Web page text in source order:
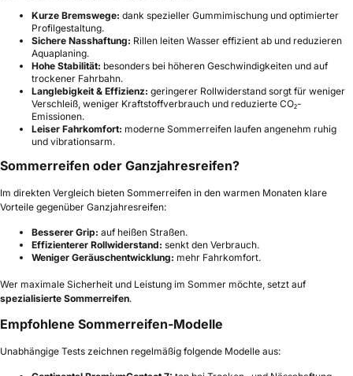
Kurze Bremswege: dank spezieller Gummimischung und optimierter
Profilgestaltung.
Sichere Nasshaftung: Rillen leiten Wasser effizient ab und reduzieren
Aquaplaning.
Hohe Stabilität: besonders bei höheren Geschwindigkeiten und auf
trockener Fahrbahn.
Langlebigkeit & Effizienz: geringerer Rollwiderstand sorgt für weniger
Verschleiß, weniger Kraftstoffverbrauch und reduzierte CO₂-
Emissionen.
Leiser Fahrkomfort: moderne Sommerreifen laufen angenehm ruhig
und vibrationsarm.
Sommerreifen oder Ganzjahresreifen?
Im direkten Vergleich bieten Sommerreifen in den warmen Monaten klare
Vorteile gegenüber Ganzjahresreifen:
Besserer Grip: auf heißen Straßen.
Effizienterer Rollwiderstand: senkt den Verbrauch.
Weniger Geräuschentwicklung: mehr Fahrkomfort.
Wer maximale Sicherheit und Leistung im Sommer möchte, setzt auf
spezialisierte Sommerreifen.
Empfohlene Sommerreifen-Modelle
Unabhängige Tests zeichnen regelmäßig folgende Modelle aus: